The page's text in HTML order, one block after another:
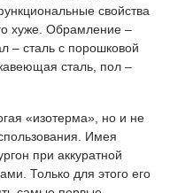
свойства
хуже. Обрамление –
– сталь с порошковой
сталь, пол –
«изотерма», но и не
Имея
при аккуратной
Только для этого его